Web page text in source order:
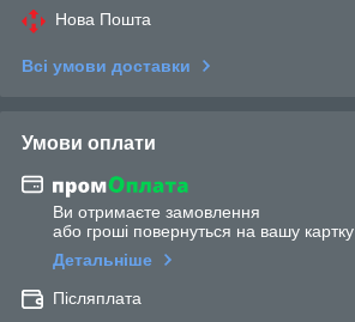
Нова Пошта
Всі умови доставки
Умови оплати
Ви отримаєте замовлення
або гроші повернуться на вашу картку
Детальніше
Післяплата